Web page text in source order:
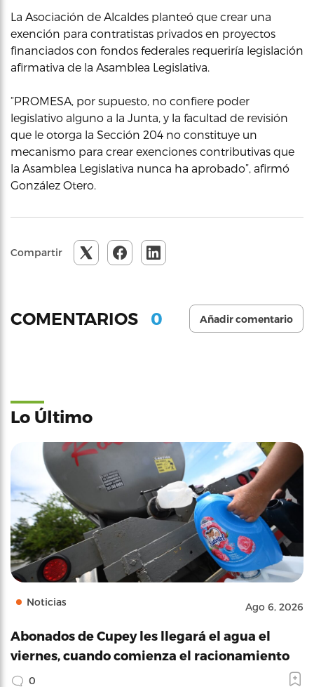
La Asociación de Alcaldes planteó que crear una
exención para contratistas privados en proyectos
financiados con fondos federales requeriría legislación
afirmativa de la Asamblea Legislativa.
“PROMESA, por supuesto, no confiere poder
legislativo alguno a la Junta, y la facultad de revisión
que le otorga la Sección 204 no constituye un
mecanismo para crear exenciones contributivas que
la Asamblea Legislativa nunca ha aprobado”, afirmó
González Otero.
Compartir
COMENTARIOS 0 Añadir comentario
Lo Último
Noticias Ago 6, 2026
Abonados de Cupey les llegará el agua el
viernes, cuando comienza el racionamiento
0